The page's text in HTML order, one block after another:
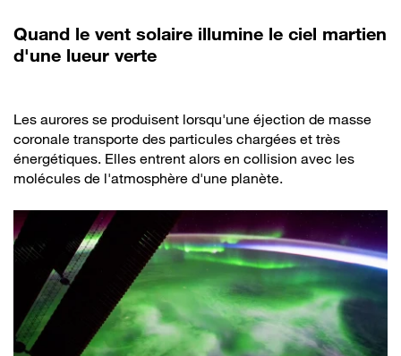
Quand le vent solaire illumine le ciel martien
d'une lueur verte
Les aurores se produisent lorsqu'une éjection de masse
coronale transporte des particules chargées et très
énergétiques. Elles entrent alors en collision avec les
molécules de l'atmosphère d'une planète.